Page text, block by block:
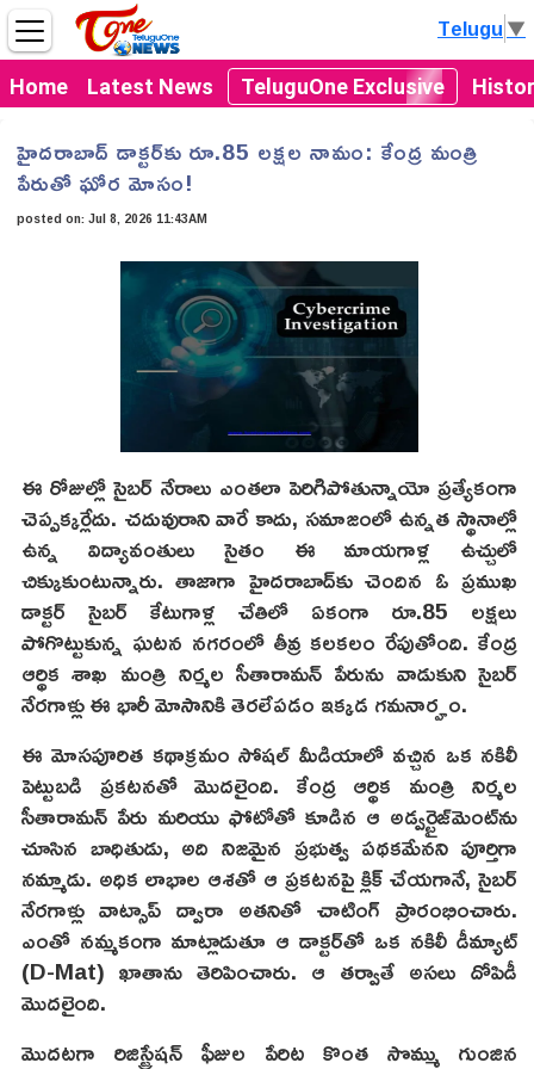
Home Latest News TeluguOne Exclusive
Telugu▼
హైదరాబాద్ డాక్టర్‌కు రూ.85 లక్షల నామం: కేంద్ర మంత్రి
పేరుతో ఘోర మోసం!
posted on:Jul 8, 2026 11:43AM
ఈ రోజుల్లో సైబర్ నేరాలు ఎంతలా పెరిగిపోతున్నాయో ప్రత్యేకంగా
చెప్పక్కర్లేదు. చదువురాని వారే కాదు, సమాజంలో ఉన్నత స్థానాల్లో
ఉన్న విద్యావంతులు సైతం ఈ మాయగాళ్ల ఉచ్చులో
చిక్కుకుంటున్నారు. తాజాగా హైదరాబాద్‌కు చెందిన ఓ ప్రముఖ
డాక్టర్ సైబర్ కేటుగాళ్ల చేతిలో ఏకంగా రూ.85 లక్షలు
పోగొట్టుకున్న ఘటన నగరంలో తీవ్ర కలకలం రేపుతోంది. కేంద్ర
ఆర్థిక శాఖ మంత్రి నిర్మల సీతారామన్ పేరును వాడుకుని సైబర్
నేరగాళ్లు ఈ భారీ మోసానికి తెరలేపడం ఇక్కడ గమనార్హం.
ఈ మోసపూరిత కథాక్రమం సోషల్ మీడియాలో వచ్చిన ఒక నకిలీ
పెట్టుబడి ప్రకటనతో మొదలైంది. కేంద్ర ఆర్థిక మంత్రి నిర్మల
సీతారామన్ పేరు మరియు ఫోటోతో కూడిన ఆ అడ్వర్టైజ్‌మెంట్‌ను
చూసిన బాధితుడు, అది నిజమైన ప్రభుత్వ పథకమేనని పూర్తిగా
నమ్మాడు. అధిక లాభాల ఆశతో ఆ ప్రకటనపై క్లిక్ చేయగానే, సైబర్
నేరగాళ్లు వాట్సాప్ ద్వారా అతనితో చాటింగ్ ప్రారంభించారు.
ఎంతో నమ్మకంగా మాట్లాడుతూ ఆ డాక్టర్‌తో ఒక నకిలీ డీమ్యాట్
(D-Mat) ఖాతాను తెరిపించారు. ఆ తర్వాతే అసలు దోపిడీ
మొదలైంది.
మొదటగా రిజిస్ట్రేషన్ ఫీజుల పేరిట కొంత సొమ్ము గుంజిన